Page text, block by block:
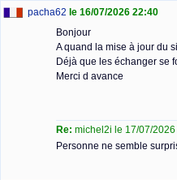
pacha62 le 16/07/2026 22:40
Bonjour
A quand la mise à jour du
Déjà que les échanger se
Merci d avance
Re: michel2i le 17/07/2026
Personne ne semble